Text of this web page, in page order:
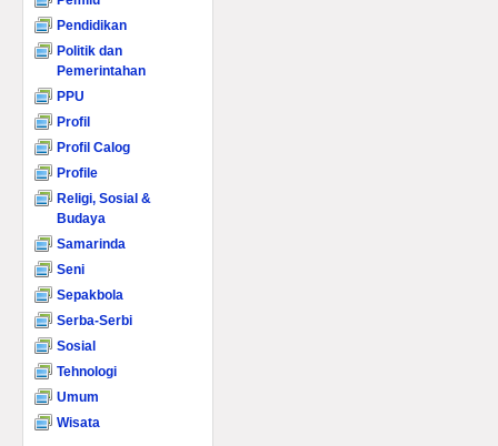
Pendidikan
Politik dan
Pemerintahan
PPU
Profil
Profil Calog
Profile
Religi, Sosial &
Budaya
Samarinda
Seni
Sepakbola
Serba-Serbi
Sosial
Tehnologi
Umum
Wisata